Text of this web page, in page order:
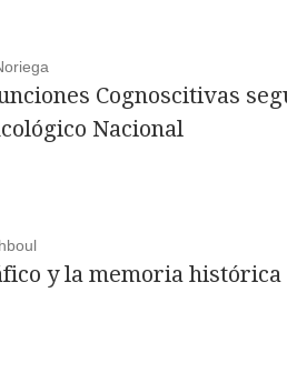
Cognoscitivas
Nacional
y la memoria